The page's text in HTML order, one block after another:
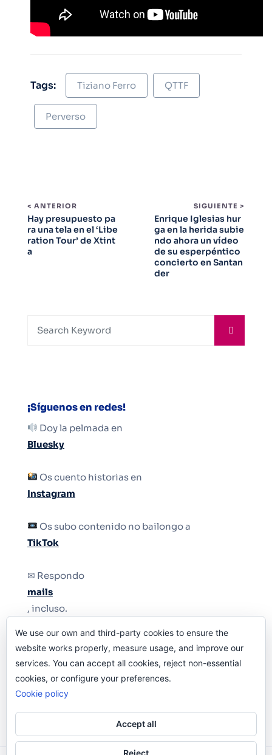
Tags: Tiziano Ferro QTTF
Perverso
< ANTERIOR
Hay presupuesto pa
ra una tela en el ‘Libe
ration Tour’ de Xtint
a
SIGUIENTE >
Enrique Iglesias hur
ga en la herida subie
ndo ahora un vídeo
de su esperpéntico
concierto en Santan
der
¡Síguenos en redes!
Doy la pelmada en
Bluesky
Os cuento historias en
Instagram
Os subo contenido no bailongo a
TikTok
✉ Respondo
mails
, incluso.
Y si una persona no puede tener teléfono, que
le quiten el teléfono.
We use our own and third-party cookies to ensure the
website works properly, measure usage, and improve our
services. You can accept all cookies, reject non-essential
cookies, or configure your preferences.
Cookie policy
Accept all
Reject